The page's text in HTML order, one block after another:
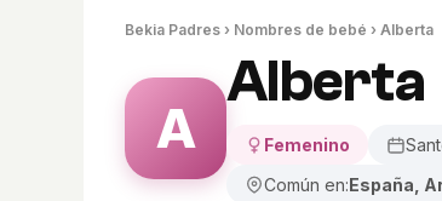
Bekia Padres › Nombres de bebé › Alberta
A
Alberta
Femenino
Común en:España,